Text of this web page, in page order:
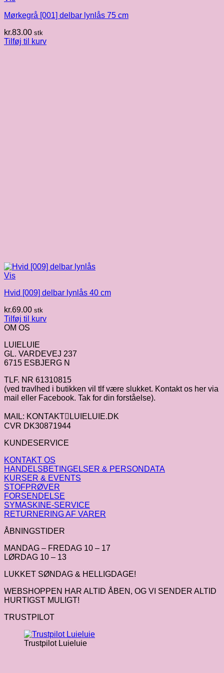
Mørkegrå [001] delbar lynlås 75 cm
kr.83.00 stk
Tilføj til kurv
Vis
Hvid [009] delbar lynlås 40 cm
kr.69.00 stk
Tilføj til kurv
OM OS
LUIELUIE
GL. VARDEVEJ 237
6715 ESBJERG N
TLF. NR 61310815
(ved travlhed i butikken vil tlf være slukket. Kontakt os her via
mail eller Facebook. Tak for din forståelse).
MAIL: KONTAKTLUIELUIE.DK
CVR DK30871944
KUNDESERVICE
KONTAKT OS
HANDELSBETINGELSER & PERSONDATA
KURSER & EVENTS
STOFPRØVER
FORSENDELSE
SYMASKINE-SERVICE
RETURNERING AF VARER
ÅBNINGSTIDER
MANDAG – FREDAG 10 – 17
LØRDAG 10 – 13
LUKKET SØNDAG & HELLIGDAGE!
WEBSHOPPEN HAR ALTID ÅBEN, OG VI SENDER ALTID
HURTIGST MULIGT!
TRUSTPILOT
Trustpilot Luieluie